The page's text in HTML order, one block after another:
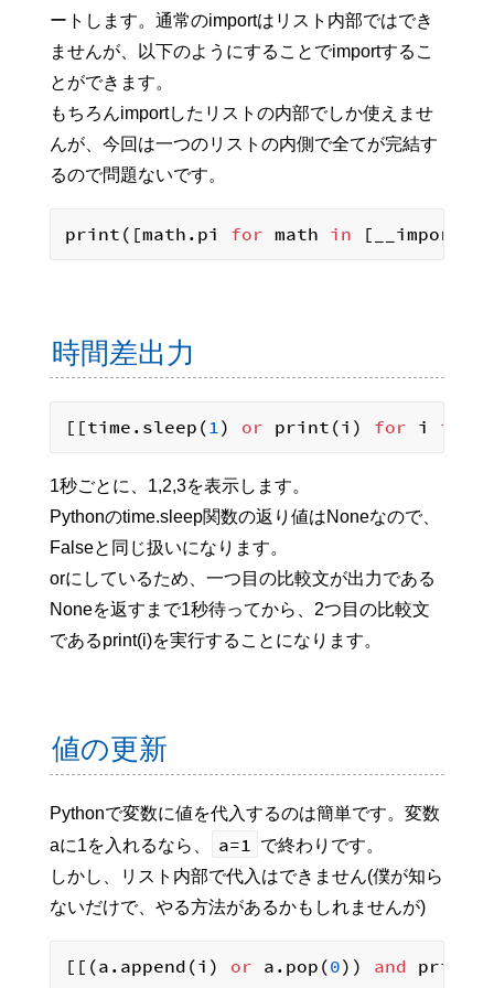
ートします。通常のimportはリスト内部ではでき
ませんが、以下のようにすることでimportするこ
とができます。
もちろんimportしたリストの内部でしか使えませ
んが、今回は一つのリストの内側で全てが完結す
るので問題ないです。
print([math.pi for math in [__import__(
時間差出力
[[time.sleep(1) or print(i) for i in
1秒ごとに、1,2,3を表示します。
Pythonのtime.sleep関数の返り値はNoneなので、
Falseと同じ扱いになります。
orにしているため、一つ目の比較文が出力である
Noneを返すまで1秒待ってから、2つ目の比較文
であるprint(i)を実行することになります。
値の更新
Pythonで変数に値を代入するのは簡単です。変数
aに1を入れるなら、
a=1
で終わりです。
しかし、リスト内部で代入はできません(僕が知ら
ないだけで、やる方法があるかもしれませんが)
[[(a.append(i) or a.pop(0)) and